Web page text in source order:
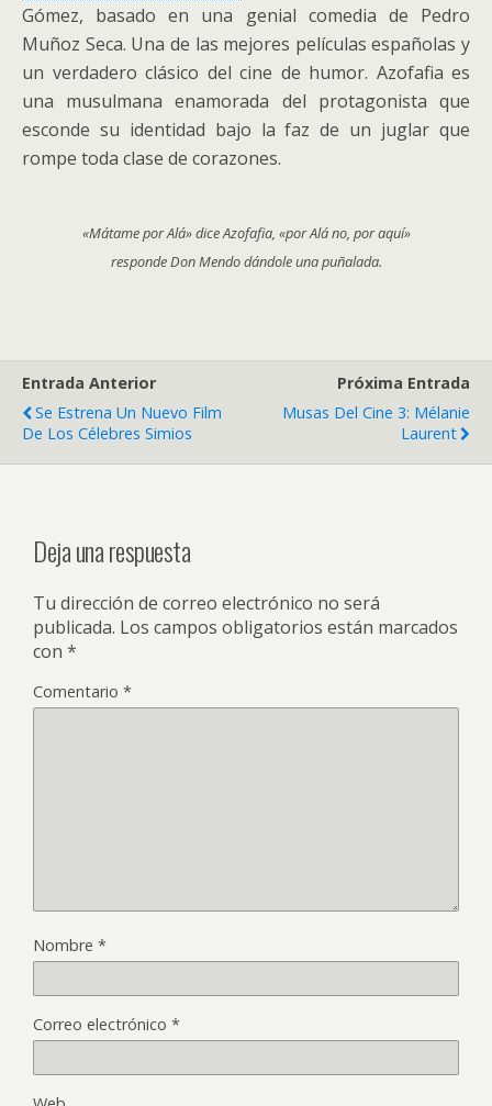
Gómez, basado en una genial comedia de Pedro
Muñoz Seca. Una de las mejores películas españolas y
un verdadero clásico del cine de humor. Azofafia es
una musulmana enamorada del protagonista que
esconde su identidad bajo la faz de un juglar que
rompe toda clase de corazones.
«Mátame por Alá» dice Azofafia, «por Alá no, por aquí»
responde Don Mendo dándole una puñalada.
Entrada Anterior
Se Estrena Un Nuevo Film
De Los Célebres Simios
Próxima Entrada
Musas Del Cine 3: Mélanie
Laurent
Deja una respuesta
Tu dirección de correo electrónico no será
publicada. Los campos obligatorios están marcados
con *
Comentario *
Nombre *
Correo electrónico *